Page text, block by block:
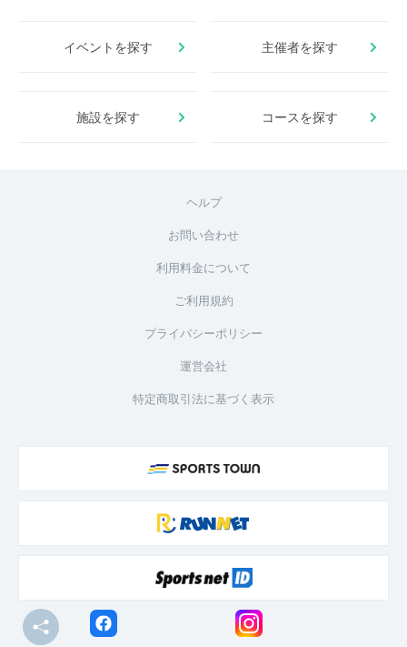
イベントを探す 主催者を探す
施設を探す コースを探す
ヘルプ
お問い合わせ
利用料金について
ご利用規約
プライバシーポリシー
運営会社
特定商取引法に基づく表示